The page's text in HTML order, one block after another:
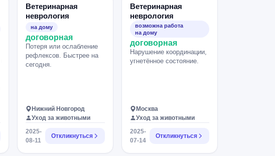
лапы и пальцы в
растопырку, очень
напряжены. Писается при
этом. Между приступами
ест, пьет, в туалет ходит
сама, но очень похудела.
Ветеринарная
неврология
на дому
договорная
Потеря или ослабление
рефлексов. Быстрее на
сегодня.
Нижний Новгород
Уход за животными
2025-
08-11
Откликнуться
Ветеринарная
неврология
возможна работа
на дому
договорная
Нарушение координации,
угнетённое состояние.
Москва
Уход за животными
2025-
07-14
Откликнуться